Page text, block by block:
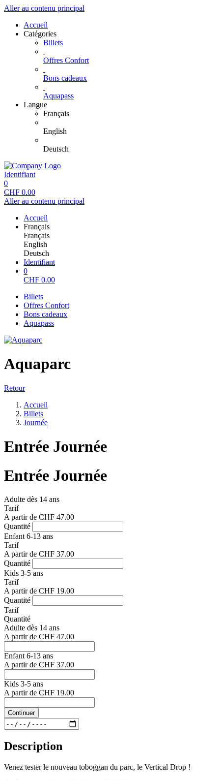
Aller au contenu principal
Accueil
Catégories
Billets
Offres Confort
Bons cadeaux
Aquapass
Langue
Français
English
Deutsch
Identifiant
0
CHF 0.00
Aller au contenu principal
Accueil
Français
Français
English
Deutsch
Identifiant
0
CHF 0.00
Billets
Offres Confort
Bons cadeaux
Aquapass
Aquaparc
Retour
Accueil
Billets
Journée
Entrée Journée
Entrée Journée
Adulte dès 14 ans
Tarif
A partir de CHF 47.00
Quantité
Enfant 6-13 ans
Tarif
A partir de CHF 37.00
Quantité
Kids 3-5 ans
Tarif
A partir de CHF 19.00
Quantité
Tarif
Quantité
Adulte dès 14 ans
A partir de CHF 47.00
Enfant 6-13 ans
A partir de CHF 37.00
Kids 3-5 ans
A partir de CHF 19.00
Continuer
Description
Venez tester le nouveau toboggan du parc, le Vertical Drop !